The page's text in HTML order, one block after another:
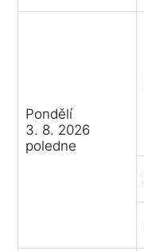
Pondělí
3. 8. 2026
poledne